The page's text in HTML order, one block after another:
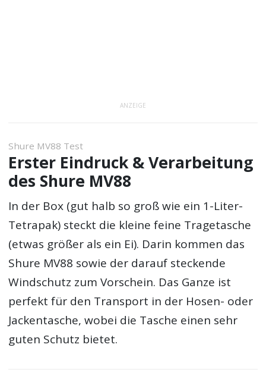
ANZEIGE
Shure MV88 Test
Erster Eindruck & Verarbeitung
des Shure MV88
In der Box (gut halb so groß wie ein 1-Liter-
Tetrapak) steckt die kleine feine Tragetasche
(etwas größer als ein Ei). Darin kommen das
Shure MV88 sowie der darauf steckende
Windschutz zum Vorschein. Das Ganze ist
perfekt für den Transport in der Hosen- oder
Jackentasche, wobei die Tasche einen sehr
guten Schutz bietet.